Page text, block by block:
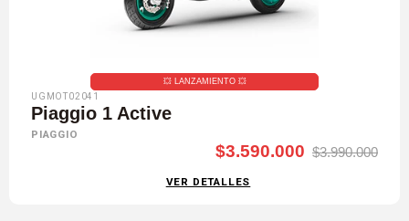
💥​ LANZAMIENTO 💥​
UGMOT02041
Piaggio 1 Active
PIAGGIO
$3.590.000 $3.990.000
VER DETALLES